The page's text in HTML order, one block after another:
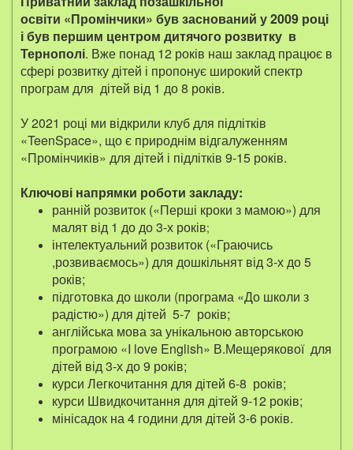
освіти «Промінчики» був заснований у 2009 році
і був першим центром дитячого розвитку в
Тернополі. Вже понад 12 років наш заклад працює в
сфері розвитку дітей і пропонує широкий спектр
програм для дітей від 1 до 8 років.
У 2021 році ми відкрили клуб для підлітків
«TeenSpace», що є природнім відгалуженням
«Промінчиків» для дітей і підлітків 9-15 років.
Ключові напрямки роботи закладу:
ранній розвиток («Перші кроки з мамою») для
малят від 1 до до 3-х років;
інтелектуальний розвиток («Граючись
,розвиваємось») для дошкільнят від 3-х до 5
років;
підготовка до школи (програма «До школи з
радістю») для дітей 5-7 років;
англійська мова за унікальною авторською
програмою «I love English» В.Мещерякової для
дітей від 3-х до 9 років;
курси Легкочитання для дітей 6-8 років;
курси Швидкочитання для дітей 9-12 років;
мінісадок на 4 години для дітей 3-6 років.